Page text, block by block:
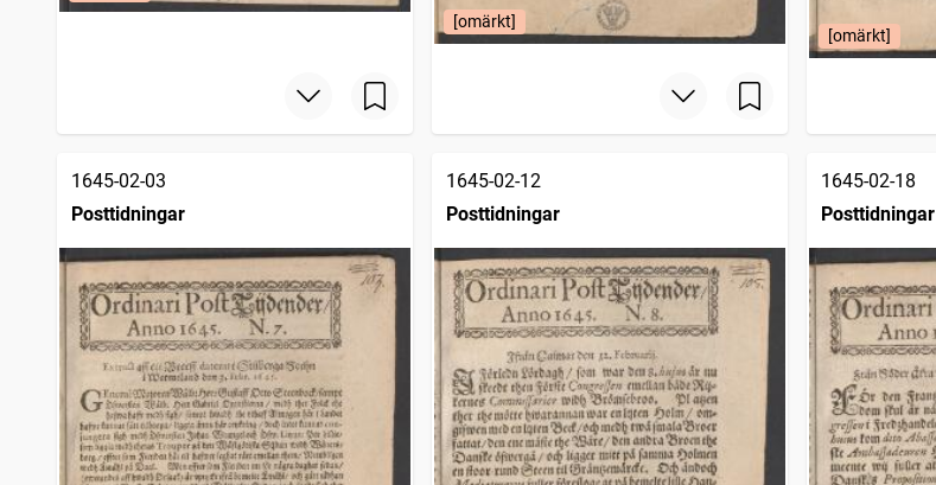
[omärkt]
[omärkt]
1645-02-03
Posttidningar
1645-02-12
Posttidningar
1645-02-18
Posttidningar